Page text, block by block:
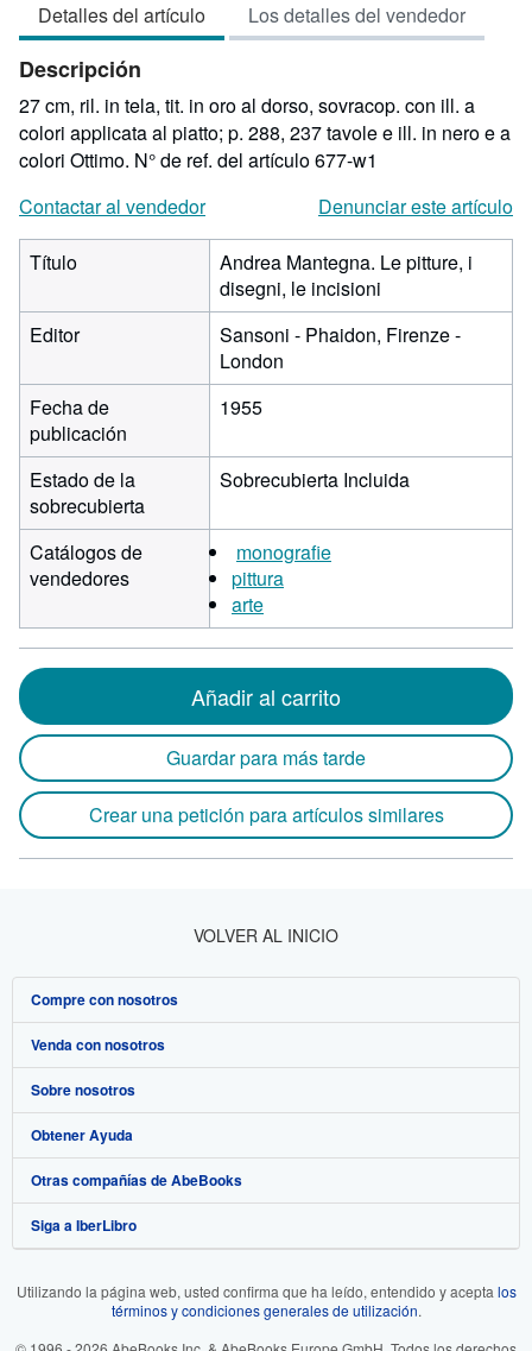
5
estrellas
Detalles del artículo Los detalles del vendedor
Descripción
27 cm, ril. in tela, tit. in oro al dorso, sovracop. con ill. a
colori applicata al piatto; p. 288, 237 tavole e ill. in nero e a
colori Ottimo. N° de ref. del artículo 677-w1
Contactar al vendedor
Denunciar este artículo
Título
Andrea Mantegna. Le pitture, i
disegni, le incisioni
Editor
Sansoni - Phaidon, Firenze -
London
Fecha de
publicación
1955
Estado de la
sobrecubierta
Sobrecubierta Incluida
Catálogos de
vendedores
monografie
pittura
arte
Añadir al carrito
Guardar para más tarde
Crear una petición para artículos similares
VOLVER AL INICIO
Compre con nosotros
Búsqueda avanzada
Colecciones
Mi cuenta
Mis pedidos
Ver carrito
Venda con nosotros
Comenzar a vender
Únase a nuestro programa de afiliados
Recomiende un vendedor
Sobre nosotros
Sobre IberLibro
Medios
Empleo
Preferencias de cookies
Obtener Ayuda
Preguntas frecuentes y guías
Atención al Cliente
Otras compañías de AbeBooks
AbeBooks.com
AbeBooks.de
Siga a IberLibro
Utilizando la página web, usted confirma que ha leído, entendido y acepta los
términos y condiciones generales de utilización.